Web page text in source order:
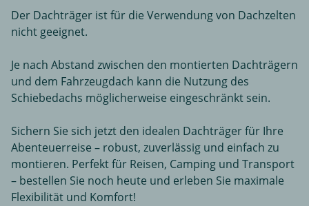
Der Dachträger ist für die Verwendung von Dachzelten
nicht geeignet.
Je nach Abstand zwischen den montierten Dachträgern
und dem Fahrzeugdach kann die Nutzung des
Schiebedachs möglicherweise eingeschränkt sein.
Sichern Sie sich jetzt den idealen Dachträger für Ihre
Abenteuerreise – robust, zuverlässig und einfach zu
montieren. Perfekt für Reisen, Camping und Transport
– bestellen Sie noch heute und erleben Sie maximale
Flexibilität und Komfort!